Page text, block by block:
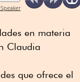
en materia
Claudia
que ofrece el